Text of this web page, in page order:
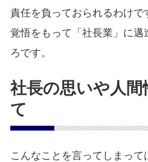
責任を負っておられるわけで
覚悟をもって「社長業」に邁
ろです。
社長の思いや人間
て
こんなことを言ってしまっ